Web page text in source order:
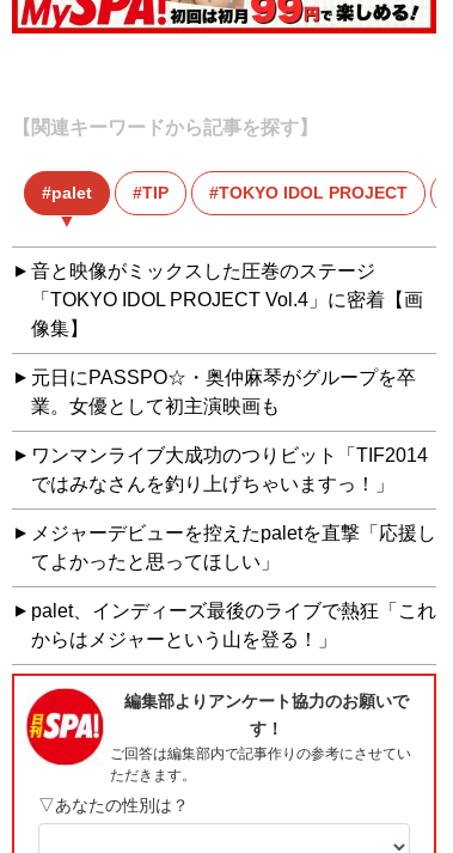
【関連キーワードから記事を探す】
palet TIP TOKYO IDOL PROJECT
音と映像がミックスした圧巻のステージ
「TOKYO IDOL PROJECT Vol.4」に密着【画
像集】
元日にPASSPO☆・奥仲麻琴がグループを卒
業。女優として初主演映画も
ワンマンライブ大成功のつりビット「TIF2014
ではみなさんを釣り上げちゃいますっ！」
メジャーデビューを控えたpaletを直撃「応援し
てよかったと思ってほしい」
palet、インディーズ最後のライブで熱狂「これ
からはメジャーという山を登る！」